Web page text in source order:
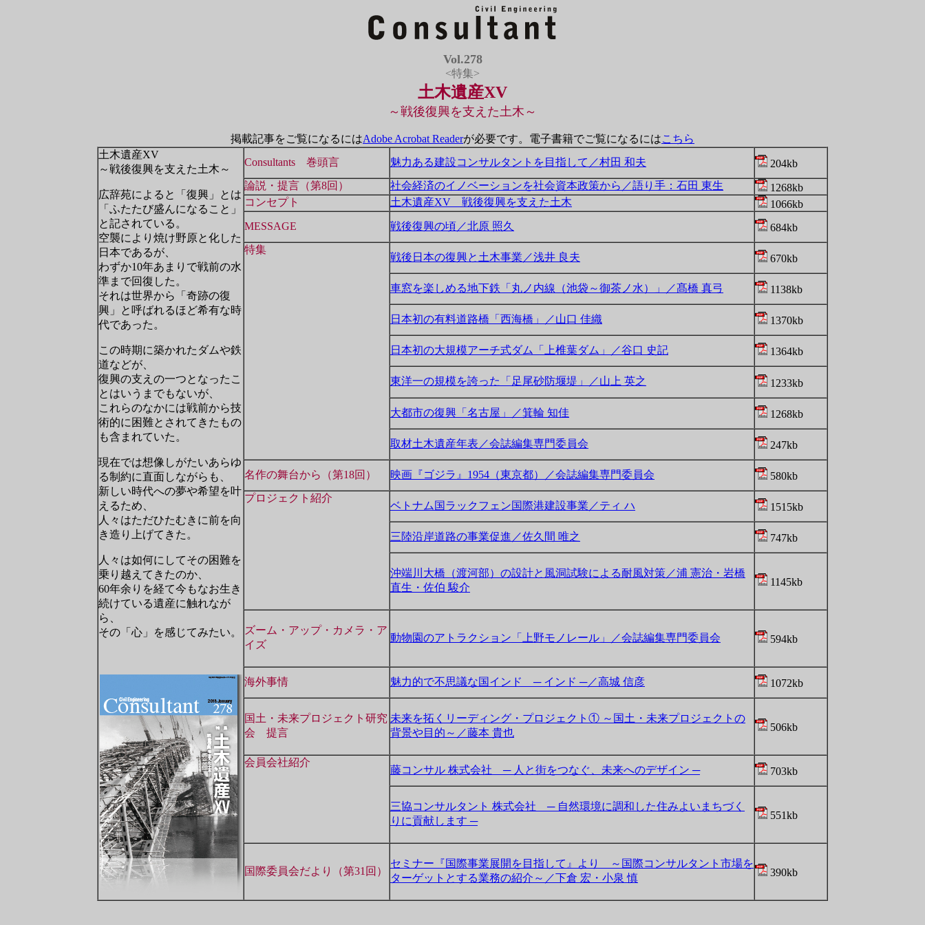
Vol.278
<特集>
土木遺産XV
～戦後復興を支えた土木～
掲載記事をご覧になるにはAdobe Acrobat Readerが必要です。 電子書籍でご覧になるにはこちら
土木遺産XV
～戦後復興を支えた土木～
広辞苑によると「復興」とは
「ふたたび盛んになること」
と記されている。
空襲により焼け野原と化した
日本であるが、
わずか10年あまりで戦前の水
準まで回復した。
それは世界から「奇跡の復
興」と呼ばれるほど希有な時
代であった。
この時期に築かれたダムや鉄
道などが、
復興の支えの一つとなったこ
とはいうまでもないが、
これらのなかには戦前から技
術的に困難とされてきたもの
も含まれていた。
現在では想像しがたいあらゆ
る制約に直面しながらも、
新しい時代への夢や希望を叶
えるため、
人々はただひたむきに前を向
き造り上げてきた。
人々は如何にしてその困難を
乗り越えてきたのか、
60年余りを経て今もなお生き
続けている遺産に触れなが
ら、
その「心」を感じてみたい。
Consultants 巻頭言 魅力ある建設コンサルタントを目指して／村田 和夫
204kb
論説・提言（第8回）
社会経済のイノベーションを社会資本政策から／語り手：石田 東生
1268kb
コンセプト
土木遺産XV 戦後復興を支えた土木
1066kb
MESSAGE
戦後復興の頃／北原 照久
684kb
特集
戦後日本の復興と土木事業／浅井 良夫 670kb
車窓を楽しめる地下鉄「丸ノ内線（池袋～御茶ノ水）」／髙橋 真弓 1138kb
日本初の有料道路橋「西海橋」／山口 佳織 1370kb
日本初の大規模アーチ式ダム「上椎葉ダム」／谷口 史記 1364kb
東洋一の規模を誇った「足尾砂防堰堤」／山上 英之 1233kb
大都市の復興「名古屋」／箕輪 知佳 1268kb
取材土木遺産年表／会誌編集専門委員会 247kb
名作の舞台から（第18回） 映画『ゴジラ』1954（東京都）／会誌編集専門委員会
580kb
プロジェクト紹介
ベトナム国ラックフェン国際港建設事業／ティ ハ 1515kb
三陸沿岸道路の事業促進／佐久間 唯之 747kb
沖端川大橋（渡河部）の設計と風洞試験による耐風対策／浦 憲治・岩橋
直生・佐伯 駿介
1145kb
ズーム・アップ・カメラ・ア
イズ
動物園のアトラクション「上野モノレール」／会誌編集専門委員会 594kb
海外事情 魅力的で不思議な国インド ─ インド ─／高城 信彦 1072kb
国土・未来プロジェクト研究
会 提言
未来を拓くリーディング・プロジェクト① ～国土・未来プロジェクトの
背景や目的～／藤本 貴也
506kb
会員会社紹介
藤コンサル 株式会社 ─ 人と街をつなぐ、未来へのデザイン ─ 703kb
三協コンサルタント 株式会社 ─ 自然環境に調和した住みよいまちづく
りに貢献します ─
551kb
国際委員会だより（第31回）
セミナー『国際事業展開を目指して』より ～国際コンサルタント市場を
ターゲットとする業務の紹介～／下倉 宏・小泉 慎
390kb